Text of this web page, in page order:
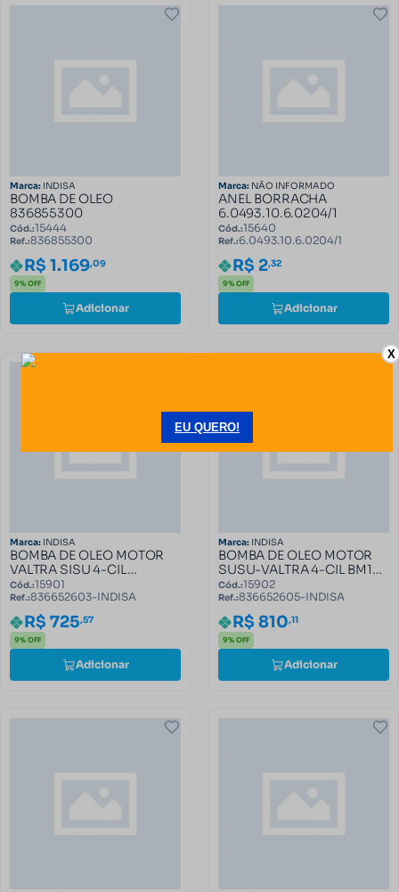
Marca: INDISA
BOMBA DE OLEO
836855300
Cód.:15444
Ref.:836855300
R$ 1.169,09
9% OFF
Adicionar
Marca: NÃO INFORMADO
ANEL BORRACHA
6.0493.10.6.0204/1
Cód.:15640
Ref.:6.0493.10.6.0204/1
R$ 2,32
9% OFF
Adicionar
Marca: INDISA
BOMBA DE OLEO MOTOR
VALTRA SISU 4-CIL
836652603-INDISA
Cód.:15901
Ref.:836652603-INDISA
R$ 725,57
9% OFF
Adicionar
Marca: INDISA
BOMBA DE OLEO MOTOR
SUSU-VALTRA 4-CIL BM125
BM110 836652605-INDISA
Cód.:15902
Ref.:836652605-INDISA
R$ 810,11
9% OFF
Adicionar
X